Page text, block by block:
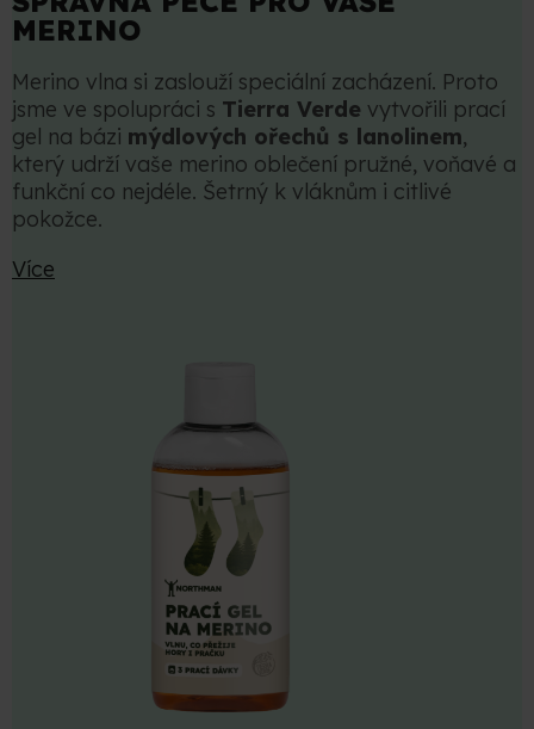
MERINO
Merino vlna si zaslouží speciální zacházení. Proto
jsme ve spolupráci s Tierra Verde vytvořili prací
gel na bázi mýdlových ořechů s lanolinem,
který udrží vaše merino oblečení pružné, voňavé a
funkční co nejdéle. Šetrný k vláknům i citlivé
pokožce.
Více